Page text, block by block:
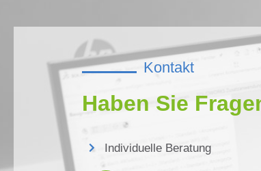
Kontakt
Haben Sie
Individuelle Beratung